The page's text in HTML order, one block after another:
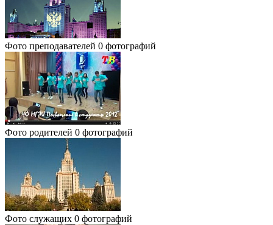
Фото преподавателей 0 фотографий
Фото родителей 0 фотографий
Фото служащих 0 фотографий